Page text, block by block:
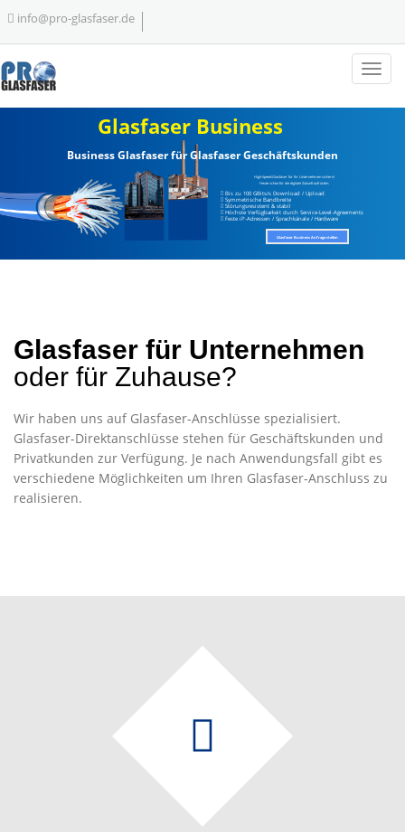
info@pro-glasfaser.de
Glasfaser für Unternehmen
oder für Zuhause?
Wir haben uns auf Glasfaser-Anschlüsse spezialisiert.
Glasfaser-Direktanschlüsse stehen für Geschäftskunden und
Privatkunden zur Verfügung. Je nach Anwendungsfall gibt es
verschiedene Möglichkeiten um Ihren Glasfaser-Anschluss zu
realisieren.